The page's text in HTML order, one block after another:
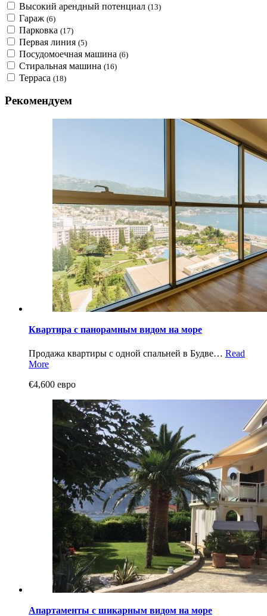
Высокий арендный потенциал (13)
Гараж (6)
Парковка (17)
Первая линия (5)
Посудомоечная машина (6)
Стиральная машина (16)
Терраса (18)
Рекомендуем
Квартира с панорамным видом на море
Продажа квартиры с одной спальней в Будве… Read
More
€4,600 евро
Апартаменты с шикарным видом на море